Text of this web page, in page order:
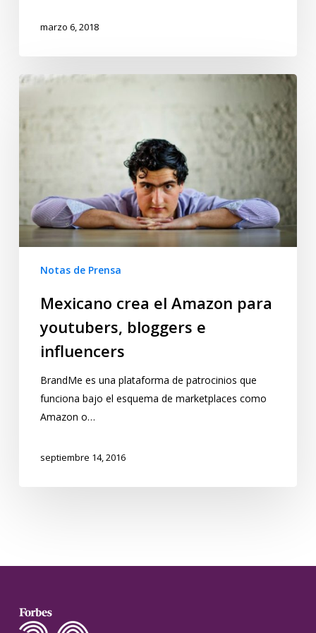
marzo 6, 2018
Notas de Prensa
Mexicano crea el Amazon para
youtubers, bloggers e
influencers
BrandMe es una plataforma de patrocinios que
funciona bajo el esquema de marketplaces como
Amazon o…
septiembre 14, 2016